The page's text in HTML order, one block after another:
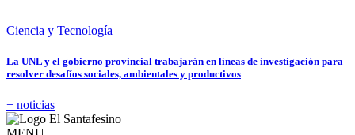
Ciencia y Tecnología
La UNL y el gobierno provincial trabajarán en líneas de investigación para
resolver desafíos sociales, ambientales y productivos
+ noticias